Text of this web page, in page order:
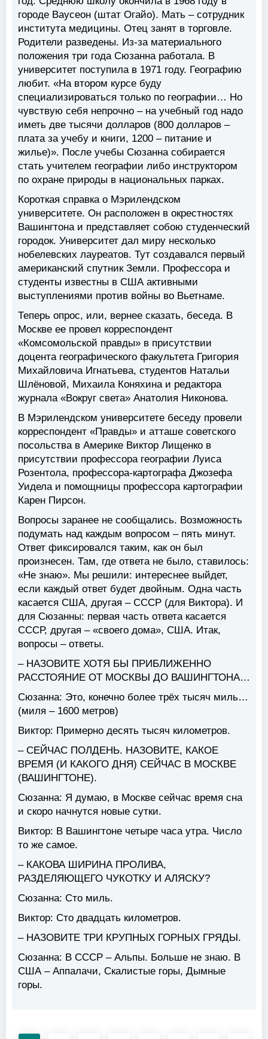
городе Ваусеон (штат Огайо). Мать – сотрудник
института медицины. Отец занят в торговле.
Родители разведены. Из-за материального
положения три года Сюзанна работала. В
университет поступила в 1971 году. Географию
любит. «На втором курсе буду
специализироваться только по географии… Но
чувствую себя непрочно – на учебный год надо
иметь две тысячи долларов (800 долларов –
плата за учебу и книги, 1200 – питание и
жилье)». После учебы Сюзанна собирается
стать учителем географии либо инструктором
по охране природы в национальных парках.
Короткая справка о Мэрилендском
университете. Он расположен в окрестностях
Вашингтона и представляет собою студенческий
городок. Университет дал миру несколько
нобелевских лауреатов. Тут создавался первый
американский спутник Земли. Профессора и
студенты известны в США активными
выступлениями против войны во Вьетнаме.
Теперь опрос, или, вернее сказать, беседа. В
Москве ее провел корреспондент
«Комсомольской правды» в присутствии
доцента географического факультета Григория
Михайловича Игнатьева, студентов Натальи
Шлёновой, Михаила Коняхина и редактора
журнала «Вокруг света» Анатолия Никонова.
В Мэрилендском университете беседу провели
корреспондент «Правды» и атташе советского
посольства в Америке Виктор Лищенко в
присутствии профессора географии Луиса
Розентола, профессора-картографа Джозефа
Уидела и помощницы профессора картографии
Карен Пирсон.
Вопросы заранее не сообщались. Возможность
подумать над каждым вопросом – пять минут.
Ответ фиксировался таким, как он был
произнесен. Там, где ответа не было, ставилось:
«Не знаю». Мы решили: интереснее выйдет,
если каждый ответ будет двойным. Одна часть
касается США, другая – СССР (для Виктора). И
для Сюзанны: первая часть ответа касается
СССР, другая – «своего дома», США. Итак,
вопросы – ответы.
– НАЗОВИТЕ ХОТЯ БЫ ПРИБЛИЖЕННО
РАССТОЯНИЕ ОТ МОСКВЫ ДО ВАШИНГТОНА…
Сюзанна: Это, конечно более трёх тысяч миль…
(миля – 1600 метров)
Виктор: Примерно десять тысяч километров.
– СЕЙЧАС ПОЛДЕНЬ. НАЗОВИТЕ, КАКОЕ
ВРЕМЯ (И КАКОГО ДНЯ) СЕЙЧАС В МОСКВЕ
(ВАШИНГТОНЕ).
Сюзанна: Я думаю, в Москве сейчас время сна
и скоро начнутся новые сутки.
Виктор: В Вашингтоне четыре часа утра. Число
то же самое.
– КАКОВА ШИРИНА ПРОЛИВА,
РАЗДЕЛЯЮЩЕГО ЧУКОТКУ И АЛЯСКУ?
Сюзанна: Сто миль.
Виктор: Сто двадцать километров.
– НАЗОВИТЕ ТРИ КРУПНЫХ ГОРНЫХ ГРЯДЫ.
Сюзанна: В СССР – Альпы. Больше не знаю. В
США – Аппалачи, Скалистые горы, Дымные
горы.